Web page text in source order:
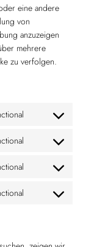
eine andere
von
anzuzeigen
mehrere
zu verfolgen.
Consent
service
Consent
service
Consent
service
Consent